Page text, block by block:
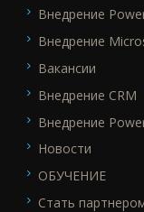
SEO_FTR2
Внедрение
Внедрение
Вакансии
Внедрение CRM
Внедрение
Новости
ОБУЧЕНИЕ
Стать